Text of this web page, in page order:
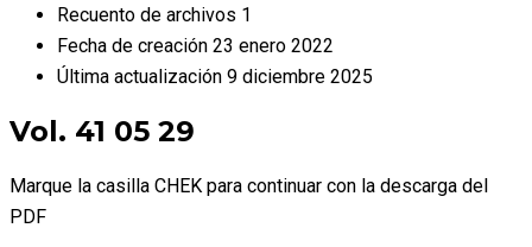
Recuento de archivos 1
Fecha de creación 23 enero 2022
Última actualización 9 diciembre 2025
Vol. 41 05 29
Marque la casilla CHEK para continuar con la descarga del
PDF